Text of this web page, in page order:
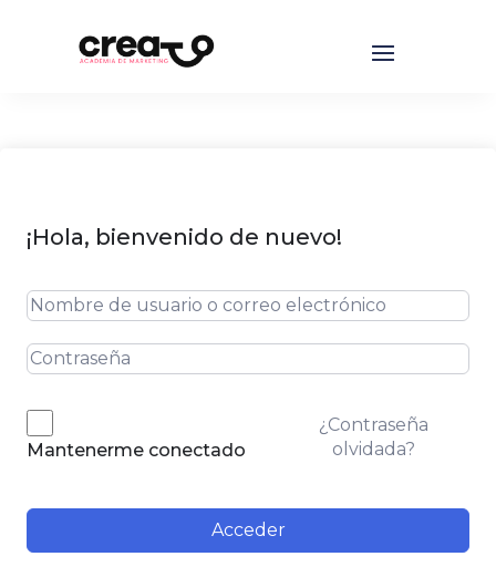
¡Hola, bienvenido de nuevo!
Mantenerme conectado
¿Contraseña
olvidada?
Acceder